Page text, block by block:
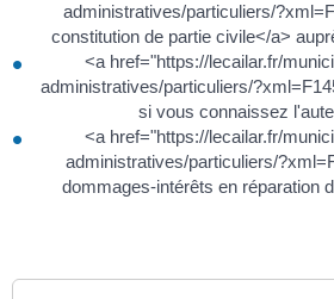
administratives/particuliers/
constitution de partie civile</a>
<a href="https://lecailar.fr/
administratives/particuliers/
si vous connaissez
<a href="https://lecailar.fr/
administratives/particuliers/
dommages-intérêts en réparation